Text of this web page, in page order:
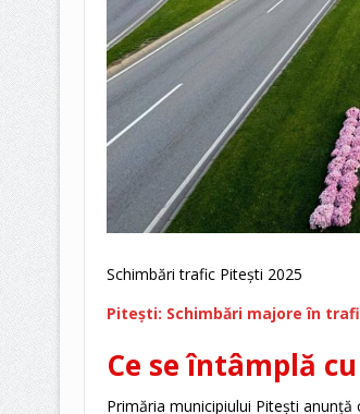
Schimbări trafic Pitești 2025
Pitești: Schimbări majore în
Ce se întâmplă
Primăria municipiului Pitești anunță